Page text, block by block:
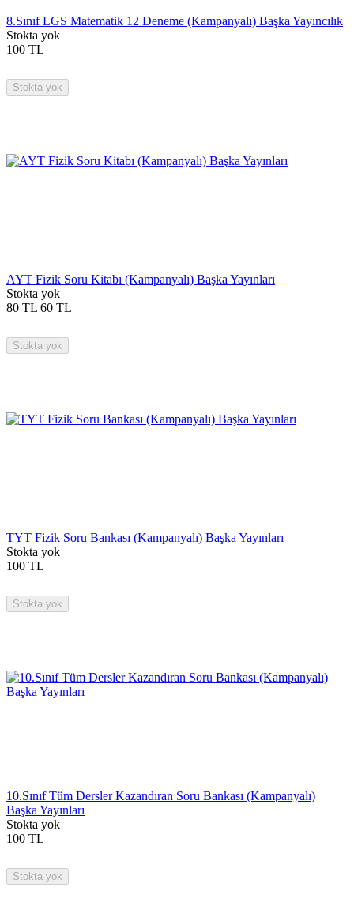
8.Sınıf LGS Matematik 12 Deneme (Kampanyalı) Başka Yayıncılık
Stokta yok
100 TL
Stokta yok
AYT Fizik Soru Kitabı (Kampanyalı) Başka Yayınları
Stokta yok
80 TL 60 TL
Stokta yok
TYT Fizik Soru Bankası (Kampanyalı) Başka Yayınları
Stokta yok
100 TL
Stokta yok
10.Sınıf Tüm Dersler Kazandıran Soru Bankası (Kampanyalı)
Başka Yayınları
Stokta yok
100 TL
Stokta yok